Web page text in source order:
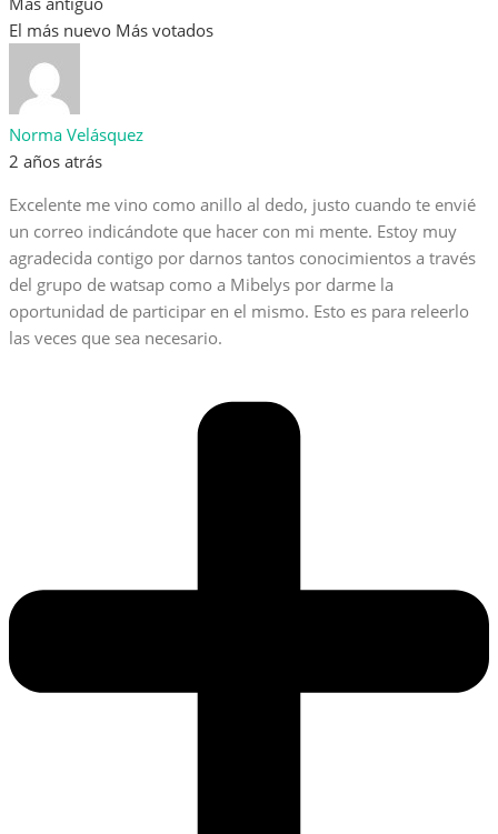
El más nuevo Más votados
Norma Velásquez
2 años atrás
Excelente me vino como anillo al dedo, justo cuando te envié
un correo indicándote que hacer con mi mente. Estoy muy
agradecida contigo por darnos tantos conocimientos a través
del grupo de watsap como a Mibelys por darme la
oportunidad de participar en el mismo. Esto es para releerlo
las veces que sea necesario.